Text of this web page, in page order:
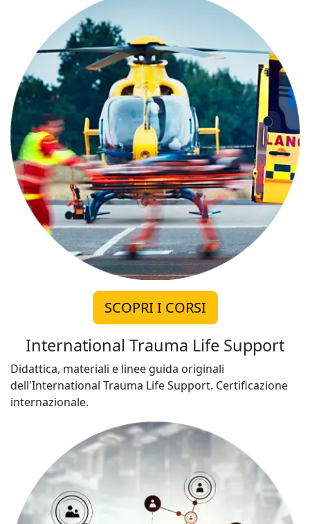
SCOPRI I CORSI
International Trauma Life Support
Didattica, materiali e linee guida originali
dell'International Trauma Life Support. Certificazione
internazionale.